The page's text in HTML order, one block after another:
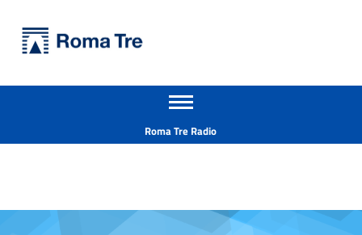
PNRR - Affidamento diretto per l’acquisizione di un Computer Precision Tower 7960 256Gb - CIG B7D06EB362 - Università Roma Tre Apri il menu secondario
Roma Tre Radio